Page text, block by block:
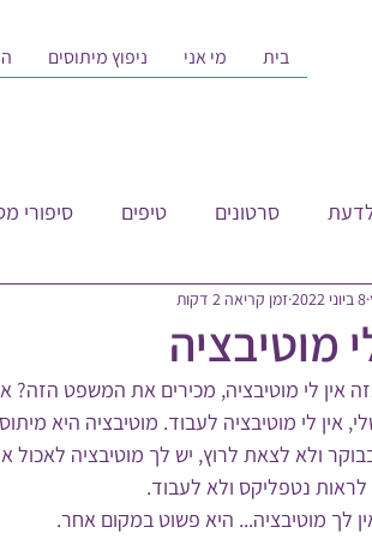
בית מי אני ניפוץ מיתוסים
לדעת סרטונים טיפים סיפורי
מוטיבציה
8 ביוני 2022 זמן קריאה 2 דקות
אין לי מוטיבציה, מכירים את המשפט הזה?
אין לי מוטיבציה לעבוד. מוטיבציה היא
5 בבוקר ולא לצאת לרוץ, יש לך מוטיבציה
לראות נטפליקס ולא לעבוד.
לך מוטיבציה... היא פשוט במקום אחר.